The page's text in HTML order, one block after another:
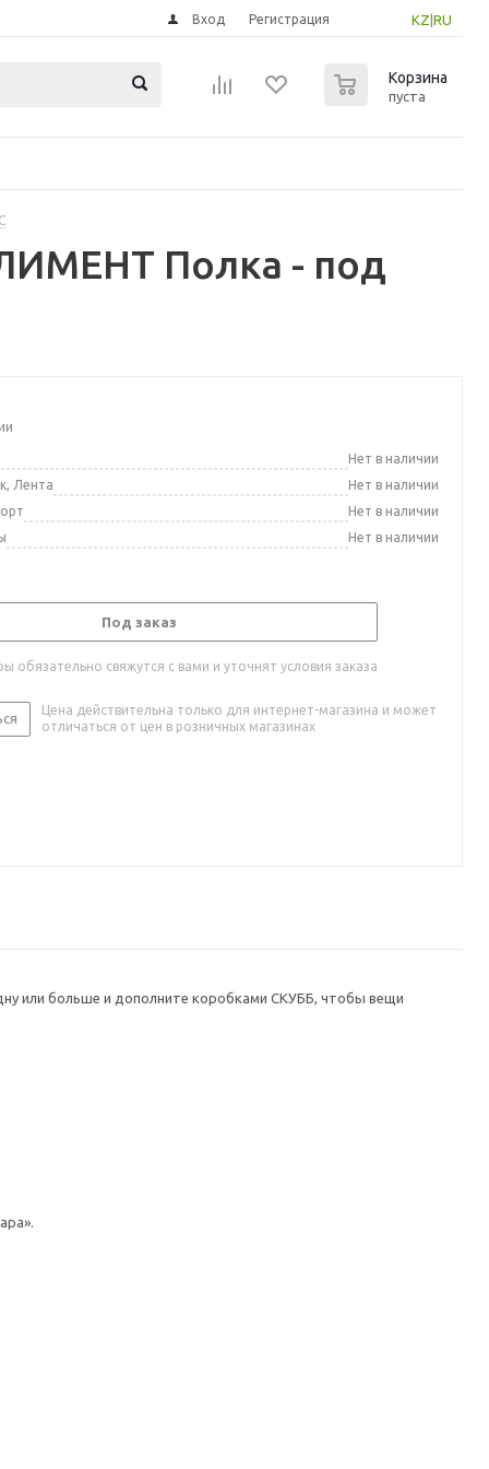
KZ RU
Вход Регистрация
Корзина
пуста
Полка - под
Нет в наличии
Лента
Нет в наличии
Нет в наличии
Нет в наличии
Под заказ
обязательно свяжутся с вами и уточнят условия заказа
Цена действительна только для интернет-магазина и может
отличаться от цен в розничных магазинах
или больше и дополните коробками СКУББ, чтобы вещи